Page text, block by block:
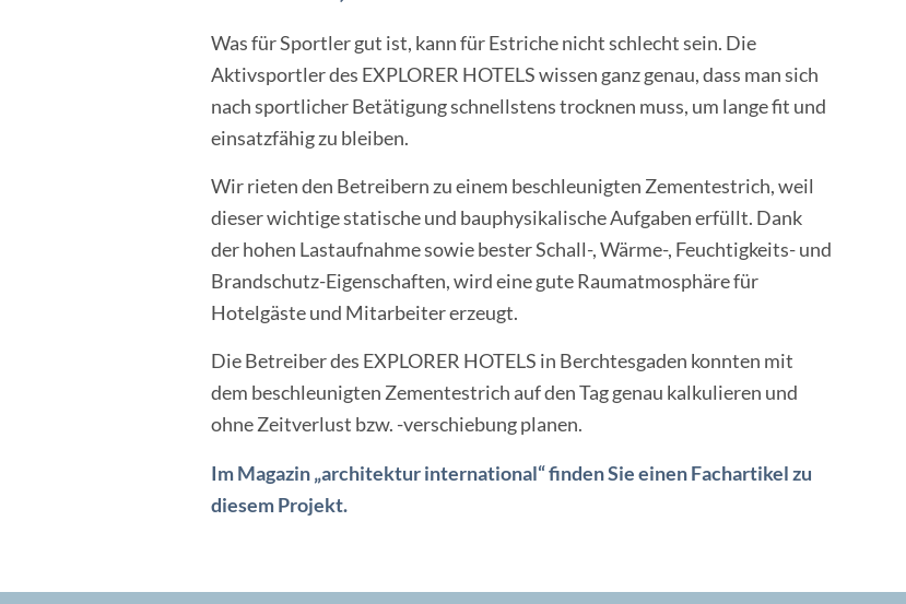
Was für Sportler gut ist, kann für Estriche nicht schlecht sein. Die
Aktivsportler des EXPLORER HOTELS wissen ganz genau, dass man sich
nach sportlicher Betätigung schnellstens trocknen muss, um lange fit und
einsatzfähig zu bleiben.
Wir rieten den Betreibern zu einem beschleunigten Zementestrich, weil
dieser wichtige statische und bauphysikalische Aufgaben erfüllt. Dank
der hohen Lastaufnahme sowie bester Schall-, Wärme-, Feuchtigkeits- und
Brandschutz-Eigenschaften, wird eine gute Raumatmosphäre für
Hotelgäste und Mitarbeiter erzeugt.
Die Betreiber des EXPLORER HOTELS in Berchtesgaden konnten mit
dem beschleunigten Zementestrich auf den Tag genau kalkulieren und
ohne Zeitverlust bzw. -verschiebung planen.
Im Magazin „architektur international“ finden Sie einen Fachartikel zu
diesem Projekt.